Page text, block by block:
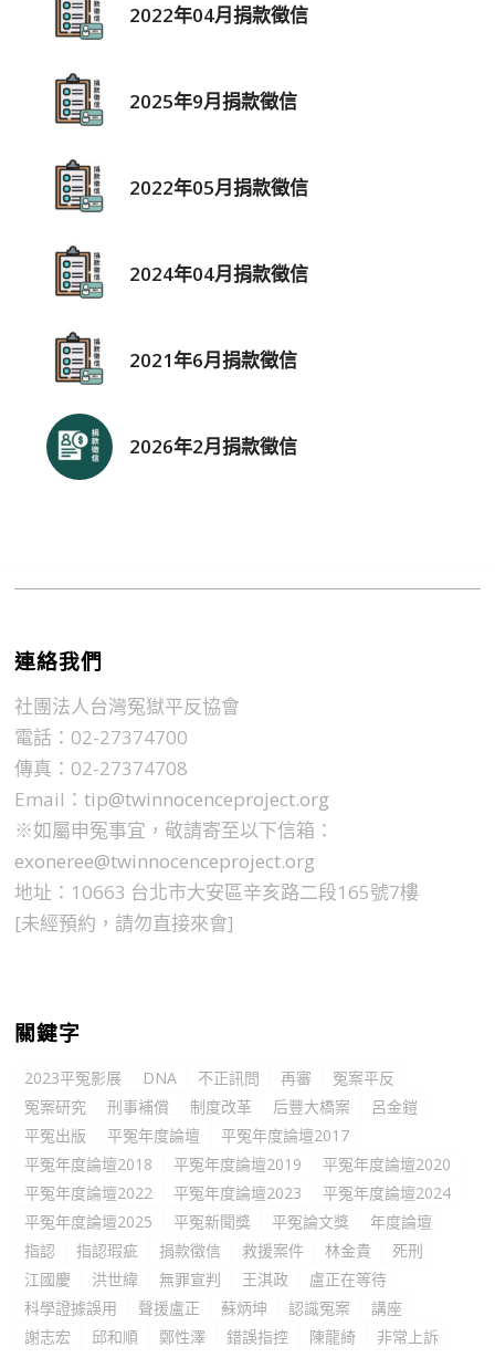
2022年04月捐款徵信
2025年9月捐款徵信
2022年05月捐款徵信
2024年04月捐款徵信
2021年6月捐款徵信
2026年2月捐款徵信
連絡我們
社團法人台灣冤獄平反協會
電話：02-27374700
傳真：02-27374708
Email：tip@twinnocenceproject.org
※如屬申冤事宜，敬請寄至以下信箱：
exoneree@twinnocenceproject.org
地址：10663 台北市大安區辛亥路二段165號7樓
[未經預約，請勿直接來會]
關鍵字
2023平冤影展 DNA 不正訊問 再審
冤案平反
冤案研究
刑事補償 制度改革 后豐大橋案
呂金鎧
平冤出版
平冤年度論壇
平冤年度論壇2017
平冤年度論壇2018
平冤年度論壇2019
平冤年度論壇2020
平冤年度論壇2022
平冤年度論壇2023
平冤年度論壇2024
平冤年度論壇2025
平冤新聞獎 平冤論文獎
年度論壇
指認
指認瑕疵 捐款徵信 救援案件 林金貴
死刑
江國慶
洪世緯 無罪宣判 王淇政
盧正在等待
科學證據誤用
聲援盧正 蘇炳坤 認識冤案
講座
謝志宏
邱和順 鄭性澤 錯誤指控 陳龍綺 非常上訴